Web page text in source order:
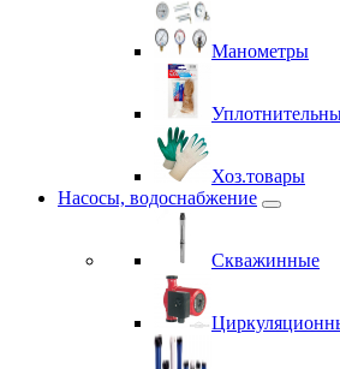
Манометры
Хоз.товары
Насосы, водоснабжение
Скважинные